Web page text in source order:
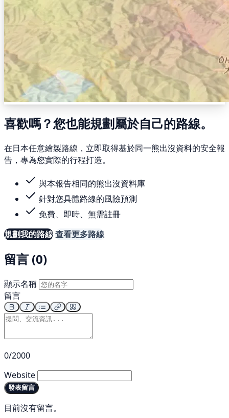
喜歡嗎？您也能規劃屬於自己的路線。
在日本任意繪製路線，立即取得基於同一熊出沒資料的安全報
告，專為您實際的行程打造。
與本報告相同的熊出沒資料庫
針對您具體路線的風險預測
免費、即時、無需註冊
規劃我的路線查看更多路線
留言 (0)
顯示名稱
留言
0/2000
Website
發表留言
目前沒有留言。